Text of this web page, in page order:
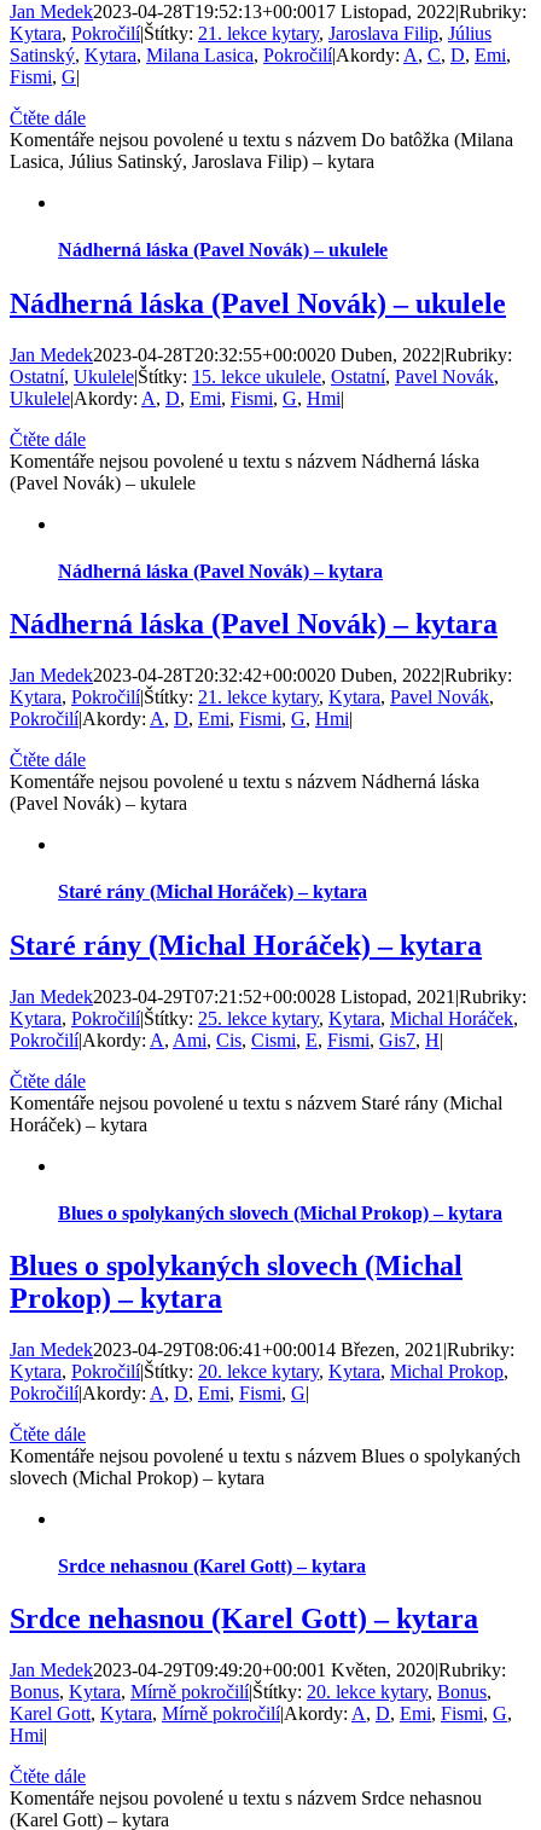
Jan Medek2023-04-28T19:52:13+00:0017 Listopad, 2022|Rubriky:
Kytara, Pokročilí|Štítky: 21. lekce kytary, Jaroslava Filip, Július
Satinský, Kytara, Milana Lasica, Pokročilí|Akordy: A, C, D, Emi,
Fismi, G|
Čtěte dále
Komentáře nejsou povolené u textu s názvem Do batôžka (Milana
Lasica, Július Satinský, Jaroslava Filip) – kytara
Nádherná láska (Pavel Novák) – ukulele
Nádherná láska (Pavel Novák) – ukulele
Jan Medek2023-04-28T20:32:55+00:0020 Duben, 2022|Rubriky:
Ostatní, Ukulele|Štítky: 15. lekce ukulele, Ostatní, Pavel Novák,
Ukulele|Akordy: A, D, Emi, Fismi, G, Hmi|
Čtěte dále
Komentáře nejsou povolené u textu s názvem Nádherná láska
(Pavel Novák) – ukulele
Nádherná láska (Pavel Novák) – kytara
Nádherná láska (Pavel Novák) – kytara
Jan Medek2023-04-28T20:32:42+00:0020 Duben, 2022|Rubriky:
Kytara, Pokročilí|Štítky: 21. lekce kytary, Kytara, Pavel Novák,
Pokročilí|Akordy: A, D, Emi, Fismi, G, Hmi|
Čtěte dále
Komentáře nejsou povolené u textu s názvem Nádherná láska
(Pavel Novák) – kytara
Staré rány (Michal Horáček) – kytara
Staré rány (Michal Horáček) – kytara
Jan Medek2023-04-29T07:21:52+00:0028 Listopad, 2021 |Rubriky:
Kytara, Pokročilí|Štítky: 25. lekce kytary, Kytara, Michal Horáček,
Pokročilí|Akordy: A, Ami, Cis, Cismi, E, Fismi, Gis7, H|
Čtěte dále
Komentáře nejsou povolené u textu s názvem Staré rány (Michal
Horáček) – kytara
Blues o spolykaných slovech (Michal Prokop) – kytara
Blues o spolykaných slovech (Michal
Prokop) – kytara
Jan Medek2023-04-29T08:06:41+00:0014 Březen, 2021 |Rubriky:
Kytara, Pokročilí|Štítky: 20. lekce kytary, Kytara, Michal Prokop,
Pokročilí|Akordy: A, D, Emi, Fismi, G|
Čtěte dále
Komentáře nejsou povolené u textu s názvem Blues o spolykaných
slovech (Michal Prokop) – kytara
Srdce nehasnou (Karel Gott) – kytara
Srdce nehasnou (Karel Gott) – kytara
Jan Medek2023-04-29T09:49:20+00:001 Květen, 2020|Rubriky:
Bonus, Kytara, Mírně pokročilí|Štítky: 20. lekce kytary, Bonus,
Karel Gott, Kytara, Mírně pokročilí|Akordy: A, D, Emi, Fismi, G,
Hmi|
Čtěte dále
Komentáře nejsou povolené u textu s názvem Srdce nehasnou
(Karel Gott) – kytara